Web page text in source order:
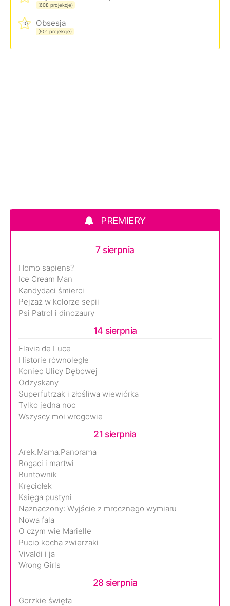
(608 projekcje)
10 Obsesja
(501 projekcje)
PREMIERY
7 sierpnia
Homo sapiens?
Ice Cream Man
Kandydaci śmierci
Pejzaż w kolorze sepii
Psi Patrol i dinozaury
14 sierpnia
Flavia de Luce
Historie równoległe
Koniec Ulicy Dębowej
Odzyskany
Superfutrzak i złośliwa wiewiórka
Tylko jedna noc
Wszyscy moi wrogowie
21 sierpnia
Arek.Mama.Panorama
Bogaci i martwi
Buntownik
Kręciołek
Księga pustyni
Naznaczony: Wyjście z mrocznego wymiaru
Nowa fala
O czym wie Marielle
Pucio kocha zwierzaki
Vivaldi i ja
Wrong Girls
28 sierpnia
Gorzkie święta